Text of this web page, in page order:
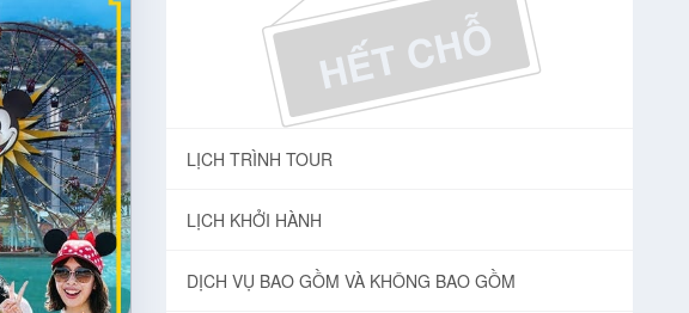
LỊCH TRÌNH TOUR
LỊCH KHỞI HÀNH
DỊCH VỤ BAO GỒM VÀ KHÔNG BAO GỒM